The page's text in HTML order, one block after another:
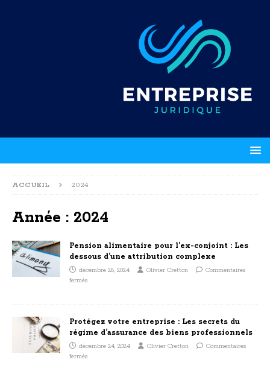
ACCUEIL 2024
Année : 2024
Pension alimentaire pour l’ex-conjoint : Les
dessous d’une attribution complexe
décembre 28, 2024 Olivier Cretton
Commentaires
fermés
Protégez votre entreprise : Les secrets du
régime d’assurance des biens professionnels
décembre 24, 2024 Olivier Cretton
Commentaires
fermés